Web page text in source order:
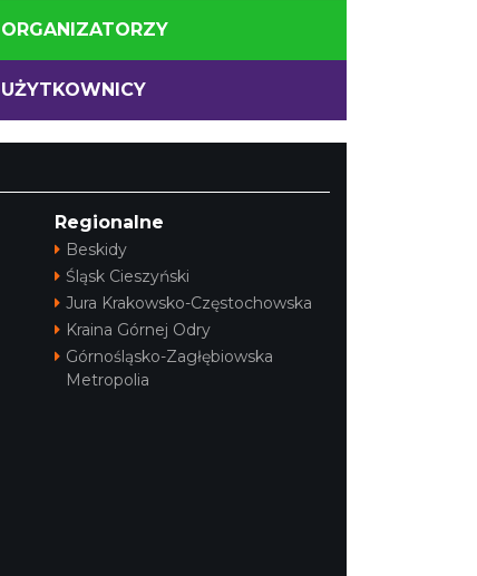
ORGANIZATORZY
UŻYTKOWNICY
Regionalne
Beskidy
Śląsk Cieszyński
Jura Krakowsko-Częstochowska
Kraina Górnej Odry
Górnośląsko-Zagłębiowska
Metropolia